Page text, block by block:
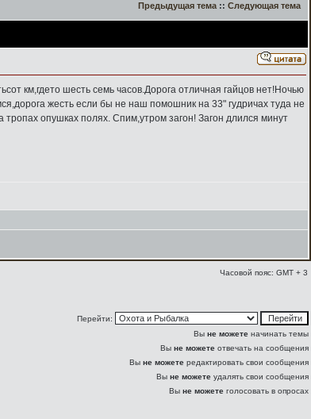
Предыдущая тема :: Следующая тема
км,гдето шесть семь часов.Дорога отличная гайцов нет!Ночью
жесть если бы не наш помошник на 33" гудричах туда не
опушках полях. Спим,утром загон! Загон длился минут
Часовой пояс: GMT + 3
Перейти:
Вы не можете начинать темы
Вы не можете отвечать на сообщения
Вы не можете редактировать свои сообщения
Вы не можете удалять свои сообщения
Вы не можете голосовать в опросах